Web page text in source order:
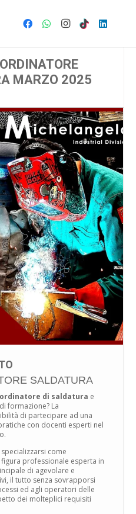
MARZO 2025
SALDATURA
di saldatura e
formazione? La
di partecipare ad una
con docenti esperti nel
come
figura professionale esperta in
di agevolare e
il tutto senza sovrapporsi
ed agli operatori delle
dei molteplici requisiti